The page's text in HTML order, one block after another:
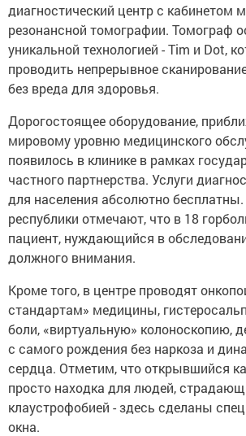
диагностический центр с кабинетом
резонансной томографии. Томограф
уникальной технологией - Tim и Dot,
проводить непрерывное
без вреда для здоровья.
Дорогостоящее оборудование,
мировому уровню медицинского
появилось в клинике в рамках
частного партнерства. Услуги
для населения абсолютно
республики отмечают, что в 18
пациент, нуждающийся в
должного внимания.
Кроме того, в центре проводят
стандартам» медицины,
боли, «виртуальную» колоноскопию,
с самого рождения без наркоза и
сердца. Отметим, что открывшийся
просто находка для людей,
клаустрофобией - здесь сделаны
окна.